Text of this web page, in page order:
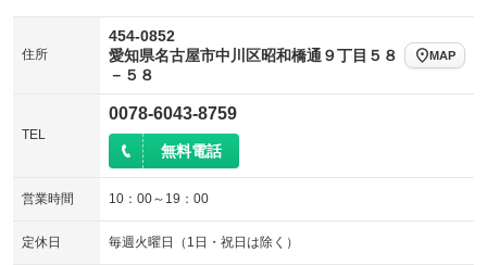
住所
454-0852
愛知県名古屋市中川区昭和橋通９丁目５８
－５８
MAP
TEL
0078-6043-8759
無料電話
営業時間 10：00～19：00
定休日 毎週火曜日（1日・祝日は除く）